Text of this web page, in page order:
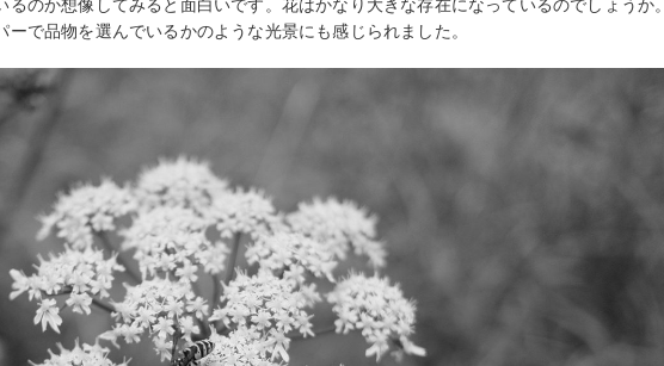
のか想像してみると面白いです。花はかなり大きな存在になっているのでしょうか。
で品物を選んでいるかのような光景にも感じられました。